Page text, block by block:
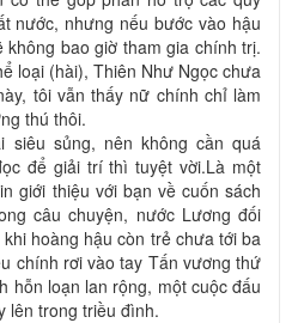
nước, nhưng nếu bước vào hậu
bao giờ tham gia chính trị.
loại (hài), Thiên Như Ngọc chưa
tôi vẫn thấy nữ chính chỉ làm
thú thôi.
siêu sủng, nên không cần quá
để giải trí thì tuyệt vời.Là một
giới thiệu với bạn về cuốn sách
câu chuyện, nước Lương đối
hoàng hậu còn trẻ chưa tới ba
chính rơi vào tay Tấn vương thứ
hỗn loạn lan rộng, một cuộc đấu
lên trong triều đình.